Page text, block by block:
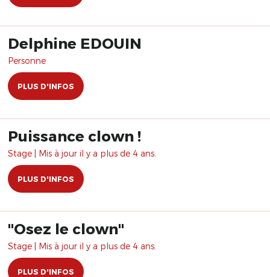
Delphine EDOUIN
Personne
PLUS D'INFOS
Puissance clown !
Stage | Mis à jour il y a plus de 4 ans.
PLUS D'INFOS
"Osez le clown"
Stage | Mis à jour il y a plus de 4 ans.
PLUS D'INFOS